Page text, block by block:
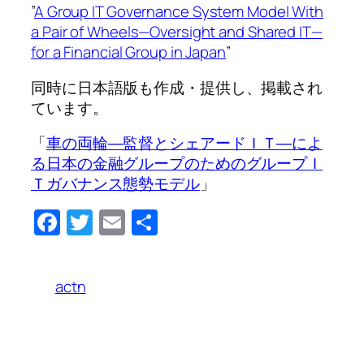
”A Group IT Governance System Model With
a Pair of Wheels—Oversight and Shared IT—
for a Financial Group in Japan”
同時に日本語版も作成・提供し、掲載され
ています。
「車の両輪―監督とシェアードＩＴ―によ
る日本の金融グループのためのグループＩ
Ｔガバナンス態勢モデル」
Facebook
Twitter
Email
actn